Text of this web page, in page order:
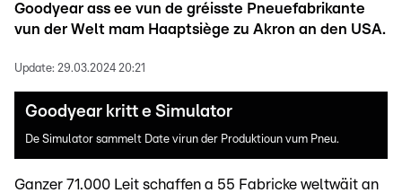
Goodyear ass ee vun de gréisste Pneuefabrikante
vun der Welt mam Haaptsiège zu Akron an den USA.
Update: 29.03.2024 20:21
Goodyear kritt e Simulator
De Simulator sammelt Date virun der Produktioun vum Pneu.
Ganzer 71.000 Leit schaffen a 55 Fabricke weltwäit an